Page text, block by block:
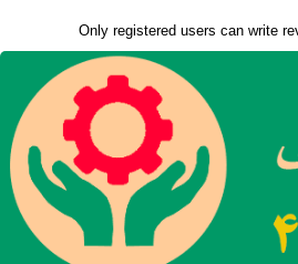
Only registered users can write